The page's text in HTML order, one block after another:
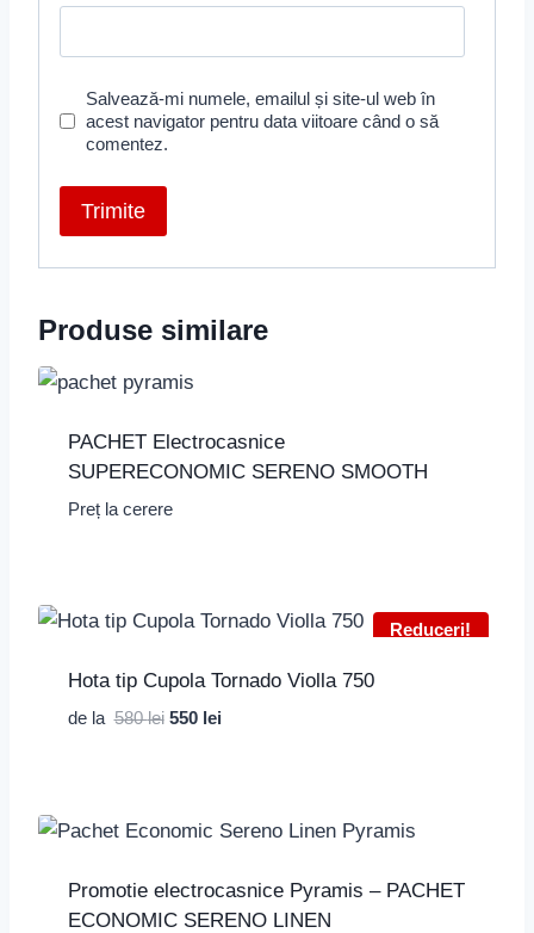
Salvează-mi numele, emailul și site-ul web în
acest navigator pentru data viitoare când o să
comentez.
Produse similare
PACHET Electrocasnice
SUPERECONOMIC SERENO SMOOTH
Preț la cerere
Reduceri!
Hota tip Cupola Tornado Violla 750
de la580lei Prețul
580 lei.
550 leiPrețul
Promotie electrocasnice Pyramis – PACHET
ECONOMIC SERENO LINEN